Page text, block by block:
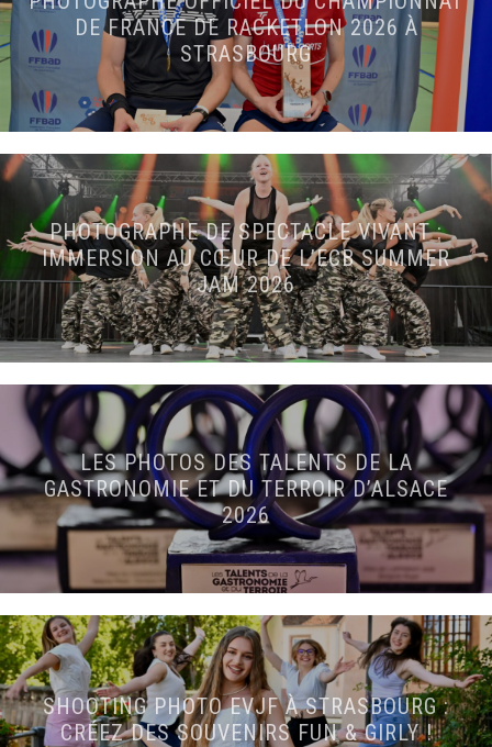
DE FRANCE DE RACKETLON 2026 À
STRASBOURG
PHOTOGRAPHE DE SPECTACLE VIVANT :
IMMERSION AU CŒUR DE L’ECB SUMMER
JAM 2026
LES PHOTOS DES TALENTS DE LA
GASTRONOMIE ET DU TERROIR D’ALSACE
2026
SHOOTING PHOTO EVJF À STRASBOURG :
CRÉEZ DES SOUVENIRS FUN & GIRLY !